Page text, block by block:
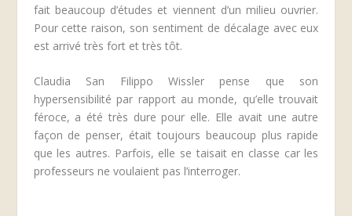
fait beaucoup d’études et viennent d’un milieu ouvrier.
Pour cette raison, son sentiment de décalage avec eux
est arrivé très fort et très tôt.
Claudia San Filippo Wissler pense que son
hypersensibilité par rapport au monde, qu’elle trouvait
féroce, a été très dure pour elle. Elle avait une autre
façon de penser, était toujours beaucoup plus rapide
que les autres. Parfois, elle se taisait en classe car les
professeurs ne voulaient pas l’interroger.